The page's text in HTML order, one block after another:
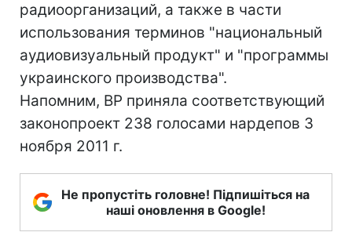
радиоорганизаций, а также в части
использования терминов "национальный
аудиовизуальный продукт" и "программы
украинского производства".
Напомним, ВР приняла соответствующий
законопроект 238 голосами нардепов 3
ноября 2011 г.
Не пропустіть головне! Підпишіться на
наші оновлення в Google!